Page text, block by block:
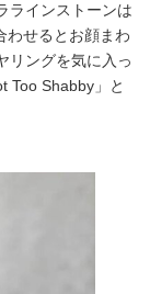
ラインストーンは
わせるとお顔まわ
リングを気に入っ
Too Shabby」と